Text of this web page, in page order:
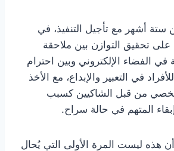
ستة أشهر مع تأجيل التنفيذ، في
تحقيق التوازن بين ملاحقة
في الفضاء الإلكتروني وبين احترام
في التعبير والإبداع، مع الأخذ
من قبل الشاكيين كسبب
المتهم في حالة سراح.
هذه ليست المرة الأولى التي يُحال